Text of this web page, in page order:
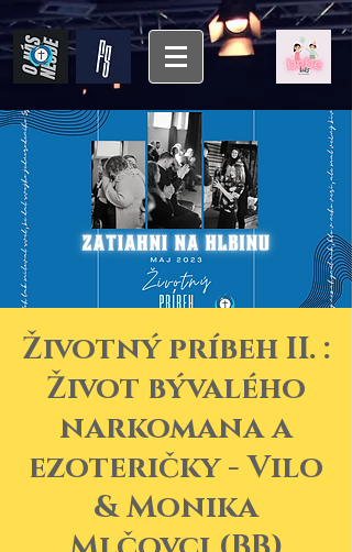
Životný príbeh II. :
Život bývalého
narkomana a
ezoteričky - Vilo
& Monika